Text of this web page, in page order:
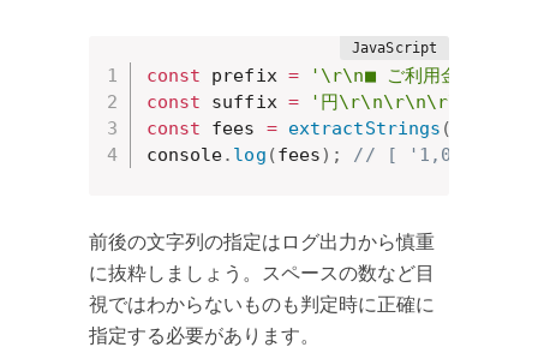
const prefix =
'\r\n■ ご利用金額
const suffix = '円\r\n\r\n\r\n'
const fees = extractStrings (
console. log (fees) ; // [ '1,078' ]
前後の文字列の指定はログ出力から慎重
に抜粋しましょう。スペースの数など目
視ではわからないものも判定時に正確に
指定する必要があります。